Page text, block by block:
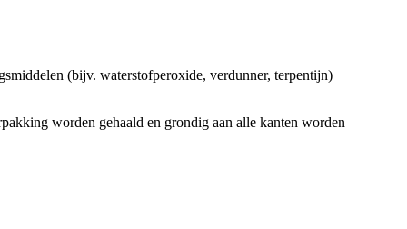
(bijv. waterstofperoxide, verdunner, terpentijn)
worden gehaald en grondig aan alle kanten worden